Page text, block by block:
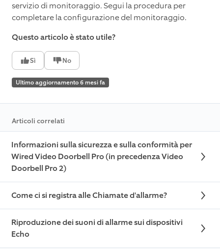
servizio di monitoraggio. Segui la procedura per
completare la configurazione del monitoraggio.
Questo articolo è stato utile?
Sì No
Ultimo aggiornamento 6 mesi fa
Articoli correlati
Informazioni sulla sicurezza e sulla conformità per
Wired Video Doorbell Pro (in precedenza Video
Doorbell Pro 2)
Come ci si registra alle Chiamate d'allarme?
Riproduzione dei suoni di allarme sui dispositivi
Echo